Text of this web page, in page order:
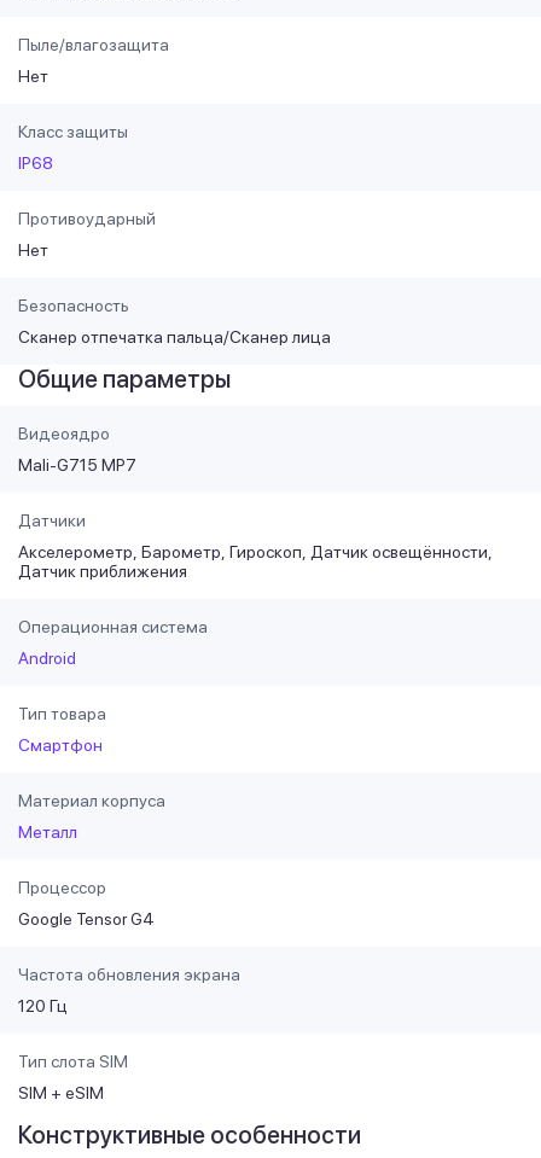
Пыле/влагозащита
Нет
Класс защиты
IP68
Противоударный
Нет
Безопасность
Сканер отпечатка пальца/Сканер лица
Общие параметры
Видеоядро
Mali-G715 MP7
Датчики
Акселерометр Барометр Гироскоп
Датчик освещённости
Датчик приближения
Операционная система
Android
Тип товара
Смартфон
Материал корпуса
Металл
Процессор
Google Tensor G4
Частота обновления экрана
120 Гц
Тип слота SIM
SIM + eSIM
Конструктивные особенности